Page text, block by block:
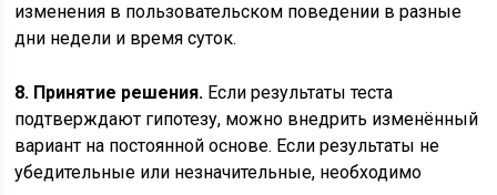
изменения в пользовательском поведении в разные
дни недели и время суток.
8. Принятие решения. Если результаты теста
подтверждают гипотезу, можно внедрить изменённый
вариант на постоянной основе. Если результаты не
убедительные или незначительные, необходимо